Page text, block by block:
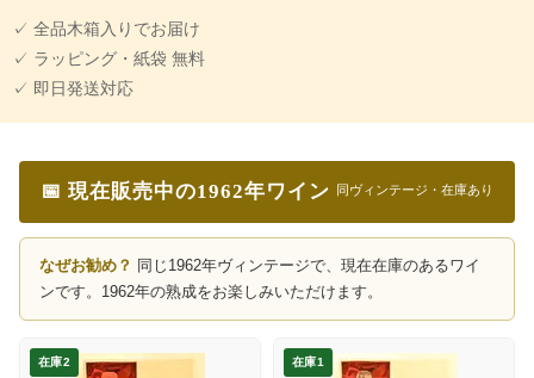
✓ 全品木箱入りでお届け
✓ ラッピング・紙袋 無料
✓ 即日発送対応
📅 現在販売中の1962年ワイン 同ヴィンテージ・在庫あり
なぜお勧め？ 同じ1962年ヴィンテージで、現在在庫のあるワイ
ンです。1962年の熟成をお楽しみいただけます。
在庫2 在庫1